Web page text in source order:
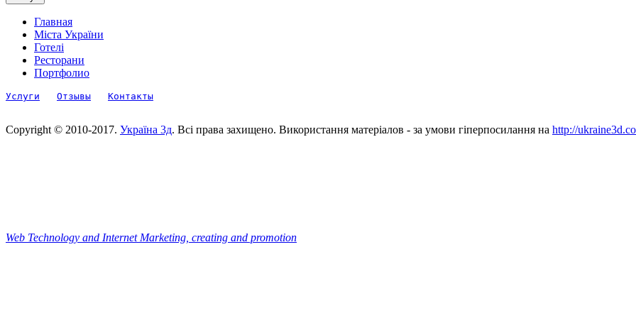
Главная
Міста України
Готелі
Ресторани
Портфолио
Услуги Отзывы Контакты
Copyright © 2010-2017. Україна 3д. Всі права захищено. Використання матеріалов - за умови гіперпосилання на http://
Web Technology and Internet Marketing, сreating and promotion